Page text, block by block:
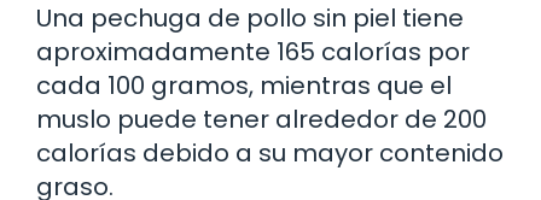
Una pechuga de pollo sin piel tiene
aproximadamente 165 calorías por
cada 100 gramos, mientras que el
muslo puede tener alrededor de 200
calorías debido a su mayor contenido
graso.